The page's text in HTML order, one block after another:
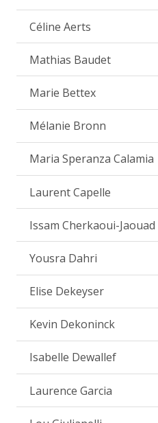
Céline Aerts
Mathias Baudet
Marie Bettex
Mélanie Bronn
Maria Speranza Calamia
Laurent Capelle
Issam Cherkaoui-Jaouad
Yousra Dahri
Elise Dekeyser
Kevin Dekoninck
Isabelle Dewallef
Laurence Garcia